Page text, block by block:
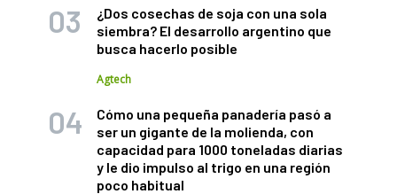
¿Dos cosechas de soja con una sola
siembra? El desarrollo argentino que
busca hacerlo posible
Agtech
Cómo una pequeña panadería pasó a
ser un gigante de la molienda, con
capacidad para 1000 toneladas diarias
y le dio impulso al trigo en una región
poco habitual